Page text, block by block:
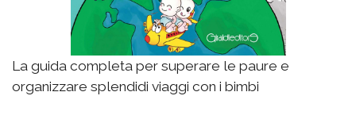
La guida completa per superare le paure e
organizzare splendidi viaggi con i bimbi